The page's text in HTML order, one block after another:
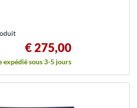
€ 275,00
expédié sous 3-5 jours